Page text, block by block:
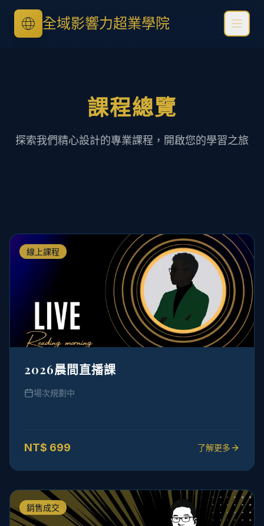
全域影響力超業學院
課程總覽
探索我們精心設計的專業課程，開啟您的學習之旅
線上課程
2026晨間直播課
場次規劃中
NT$ 699 了解更多
銷售成交